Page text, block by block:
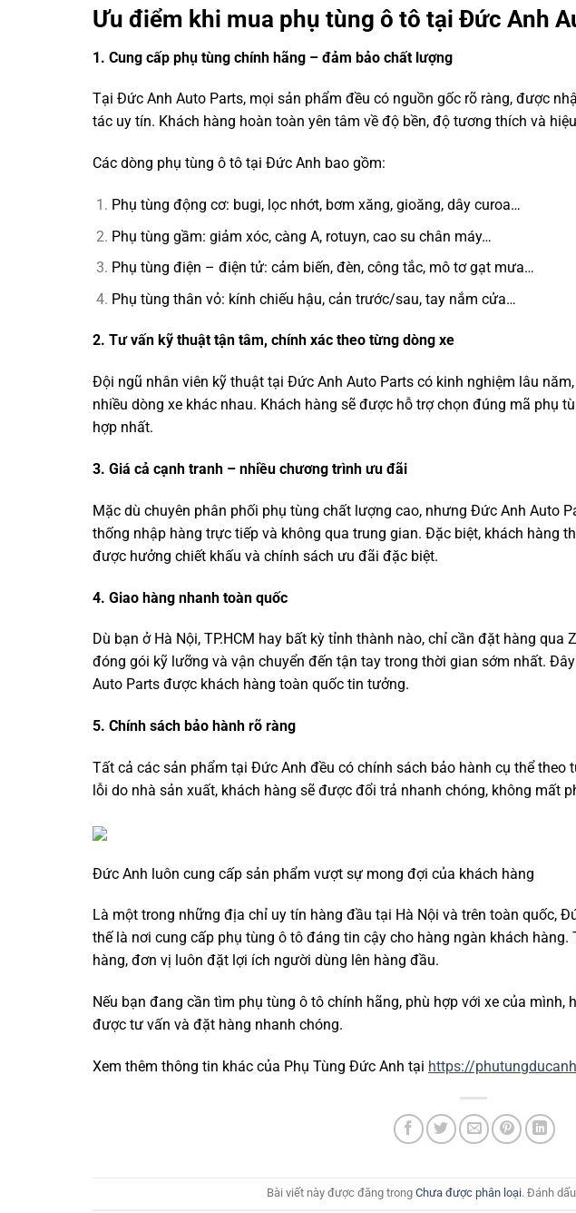
Ưu điểm khi mua phụ tùng ô tô tại Đức Anh
1. Cung cấp phụ tùng chính hãng – đảm bảo chất lượng
Tại Đức Anh Auto Parts, mọi sản phẩm đều có nguồn gốc rõ ràng, được
tác uy tín. Khách hàng hoàn toàn yên tâm về độ bền, độ tương thích và
Các dòng phụ tùng ô tô tại Đức Anh bao gồm:
Phụ tùng động cơ: bugi, lọc nhớt, bơm xăng, gioăng, dây curoa…
Phụ tùng gầm: giảm xóc, càng A, rotuyn, cao su chân máy…
Phụ tùng điện – điện tử: cảm biến, đèn, công tắc, mô tơ gạt mưa…
Phụ tùng thân vỏ: kính chiếu hậu, cản trước/sau, tay nắm cửa…
2. Tư vấn kỹ thuật tận tâm, chính xác theo từng dòng xe
Đội ngũ nhân viên kỹ thuật tại Đức Anh Auto Parts có kinh nghiệm lâu
nhiều dòng xe khác nhau. Khách hàng sẽ được hỗ trợ chọn đúng mã phụ
hợp nhất.
3. Giá cả cạnh tranh – nhiều chương trình ưu đãi
Mặc dù chuyên phân phối phụ tùng chất lượng cao, nhưng Đức Anh Auto
thống nhập hàng trực tiếp và không qua trung gian. Đặc biệt, khách hàng
được hưởng chiết khấu và chính sách ưu đãi đặc biệt.
4. Giao hàng nhanh toàn quốc
Dù bạn ở Hà Nội, TP.HCM hay bất kỳ tỉnh thành nào, chỉ cần đặt hàng
đóng gói kỹ lưỡng và vận chuyển đến tận tay trong thời gian sớm nhất.
Auto Parts được khách hàng toàn quốc tin tưởng.
5. Chính sách bảo hành rõ ràng
Tất cả các sản phẩm tại Đức Anh đều có chính sách bảo hành cụ thể theo
lỗi do nhà sản xuất, khách hàng sẽ được đổi trả nhanh chóng, không mất
Đức Anh luôn cung cấp sản phẩm vượt sự mong đợi của khách hàng
Là một trong những địa chỉ uy tín hàng đầu tại Hà Nội và trên toàn quốc,
thế là nơi cung cấp phụ tùng ô tô đáng tin cậy cho hàng ngàn khách
hàng, đơn vị luôn đặt lợi ích người dùng lên hàng đầu.
Nếu bạn đang cần tìm phụ tùng ô tô chính hãng, phù hợp với xe của mình,
được tư vấn và đặt hàng nhanh chóng.
Xem thêm thông tin khác của Phụ Tùng Đức Anh tại https://
Bài viết này được đăng trong Chưa được phân loại. Đánh dấu